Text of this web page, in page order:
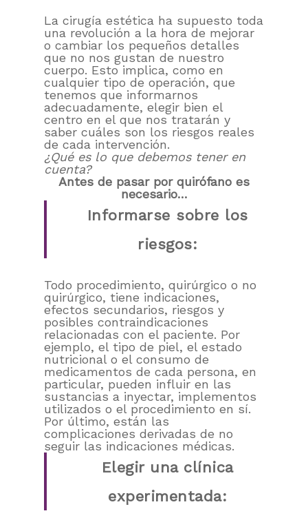
La cirugía estética ha supuesto toda
una revolución a la hora de mejorar
o cambiar los pequeños detalles
que no nos gustan de nuestro
cuerpo. Esto implica, como en
cualquier tipo de operación, que
tenemos que informarnos
adecuadamente, elegir bien el
centro en el que nos tratarán y
saber cuáles son los riesgos reales
de cada intervención.
¿Qué es lo que debemos tener en
cuenta?
Antes de pasar por quirófano es
necesario…
Informarse sobre los
riesgos:
Todo procedimiento, quirúrgico o no
quirúrgico, tiene indicaciones,
efectos secundarios, riesgos y
posibles contraindicaciones
relacionadas con el paciente. Por
ejemplo, el tipo de piel, el estado
nutricional o el consumo de
medicamentos de cada persona, en
particular, pueden influir en las
sustancias a inyectar, implementos
utilizados o el procedimiento en sí.
Por último, están las
complicaciones derivadas de no
seguir las indicaciones médicas.
Elegir una clínica
experimentada: